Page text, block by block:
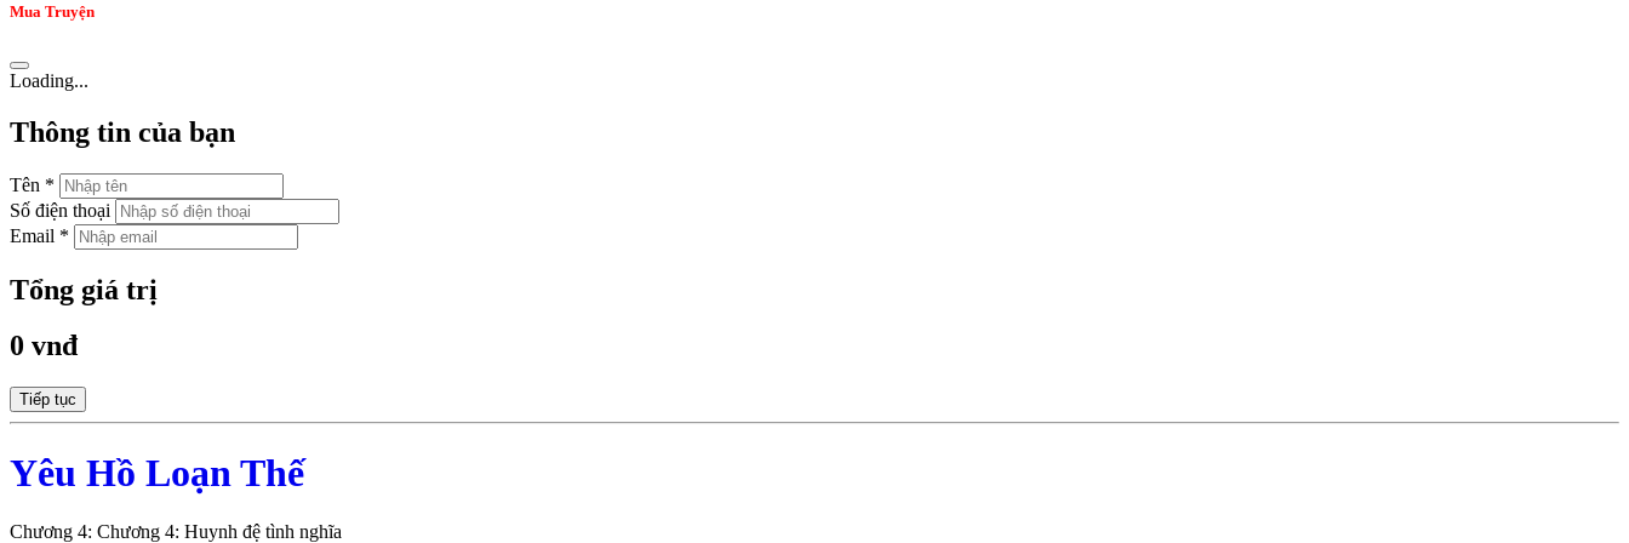
Mua Truyện
Loading...
Thông tin của bạn
Tên *
Số điện thoại
Email *
Tổng giá trị
0 vnđ
Tiếp tục
Yêu Hồ Loạn Thế
Chương 4: Chương 4: Huynh đệ tình nghĩa